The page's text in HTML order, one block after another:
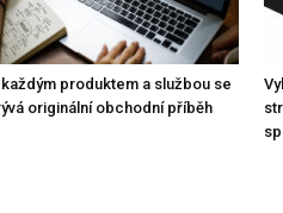
produktem a službou se
originální obchodní příběh